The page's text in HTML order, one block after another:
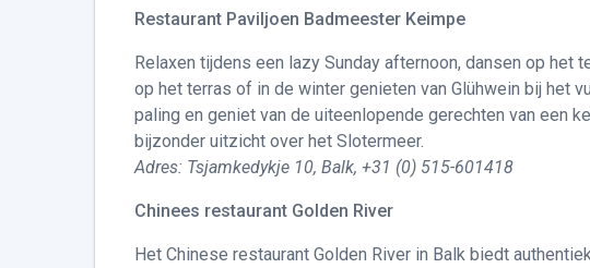
Restaurant Paviljoen Badmeester Keimpe
Relaxen tijdens een lazy Sunday afternoon, dansen op het
op het terras of in de winter genieten van Glühwein bij het
paling en geniet van de uiteenlopende gerechten van een
bijzonder uitzicht over het Slotermeer.
Adres: Tsjamkedykje 10, Balk, +31 (0) 515-601418
Chinees restaurant Golden River
Het Chinese restaurant Golden River in Balk biedt